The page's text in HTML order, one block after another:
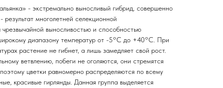
- экстремально выносливый гибрид, совершенно
результат многолетней селекционной
выносливостью и способностью
диапазону температур от -5°С до +40°С. При
растение не гибнет, а лишь замедляет свой рост.
ветвлению, побеги не оголяются, они стремятся
цветки равномерно распределяются по всему
красивые гирлянды. Данная группа выделяется